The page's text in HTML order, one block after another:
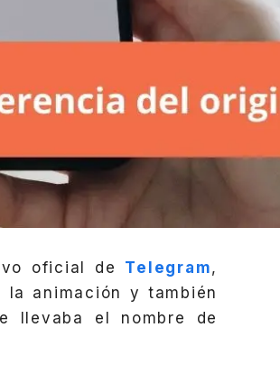
oficial de Telegram,
la animación y también
llevaba el nombre de